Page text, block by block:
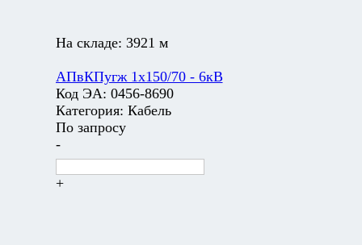
На складе: 3921 м
АПвКПугж 1х150/70 - 6кВ
Код ЭА: 0456-8690
Категория: Кабель
По запросу
-
+